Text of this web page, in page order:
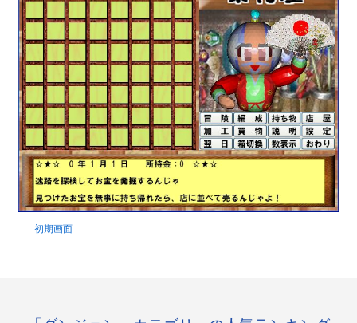
初期画面